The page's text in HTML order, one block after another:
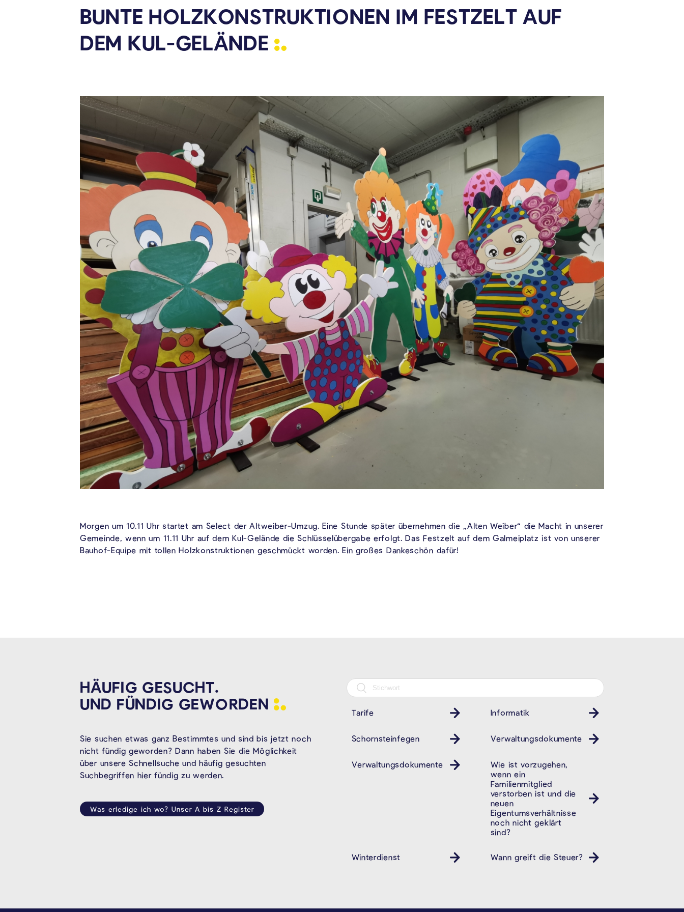
BUNTE HOLZKONSTRUKTIONEN IM FESTZELT AUF
DEM KUL-GELÄNDE
Morgen um 10.11 Uhr startet am Select der Altweiber-Umzug. Eine Stunde später übernehmen die „Alten Weiber“ die Macht in unserer
Gemeinde, wenn um 11.11 Uhr auf dem Kul-Gelände die Schlüsselübergabe erfolgt. Das Festzelt auf dem Galmeiplatz ist von unserer
Bauhof-Equipe mit tollen Holzkonstruktionen geschmückt worden. Ein großes Dankeschön dafür!
HÄUFIG GESUCHT.
UND FÜNDIG GEWORDEN
Sie suchen etwas ganz Bestimmtes und sind bis jetzt noch
nicht fündig geworden? Dann haben Sie die Möglichkeit
über unsere Schnellsuche und häufig gesuchten
Suchbegriffen hier fündig zu werden.
Was erledige ich wo? Unser A bis Z Register
Tarife Informatik
Schornsteinfegen
Kamin Verwaltungsdokumente
Verwaltungsdokumente
Wie ist vorzugehen,
wenn ein
Familienmitglied
verstorben ist und die
neuen
Eigentumsverhältnisse
noch nicht geklärt
sind?
Winterdienst Wann greift die Steuer?